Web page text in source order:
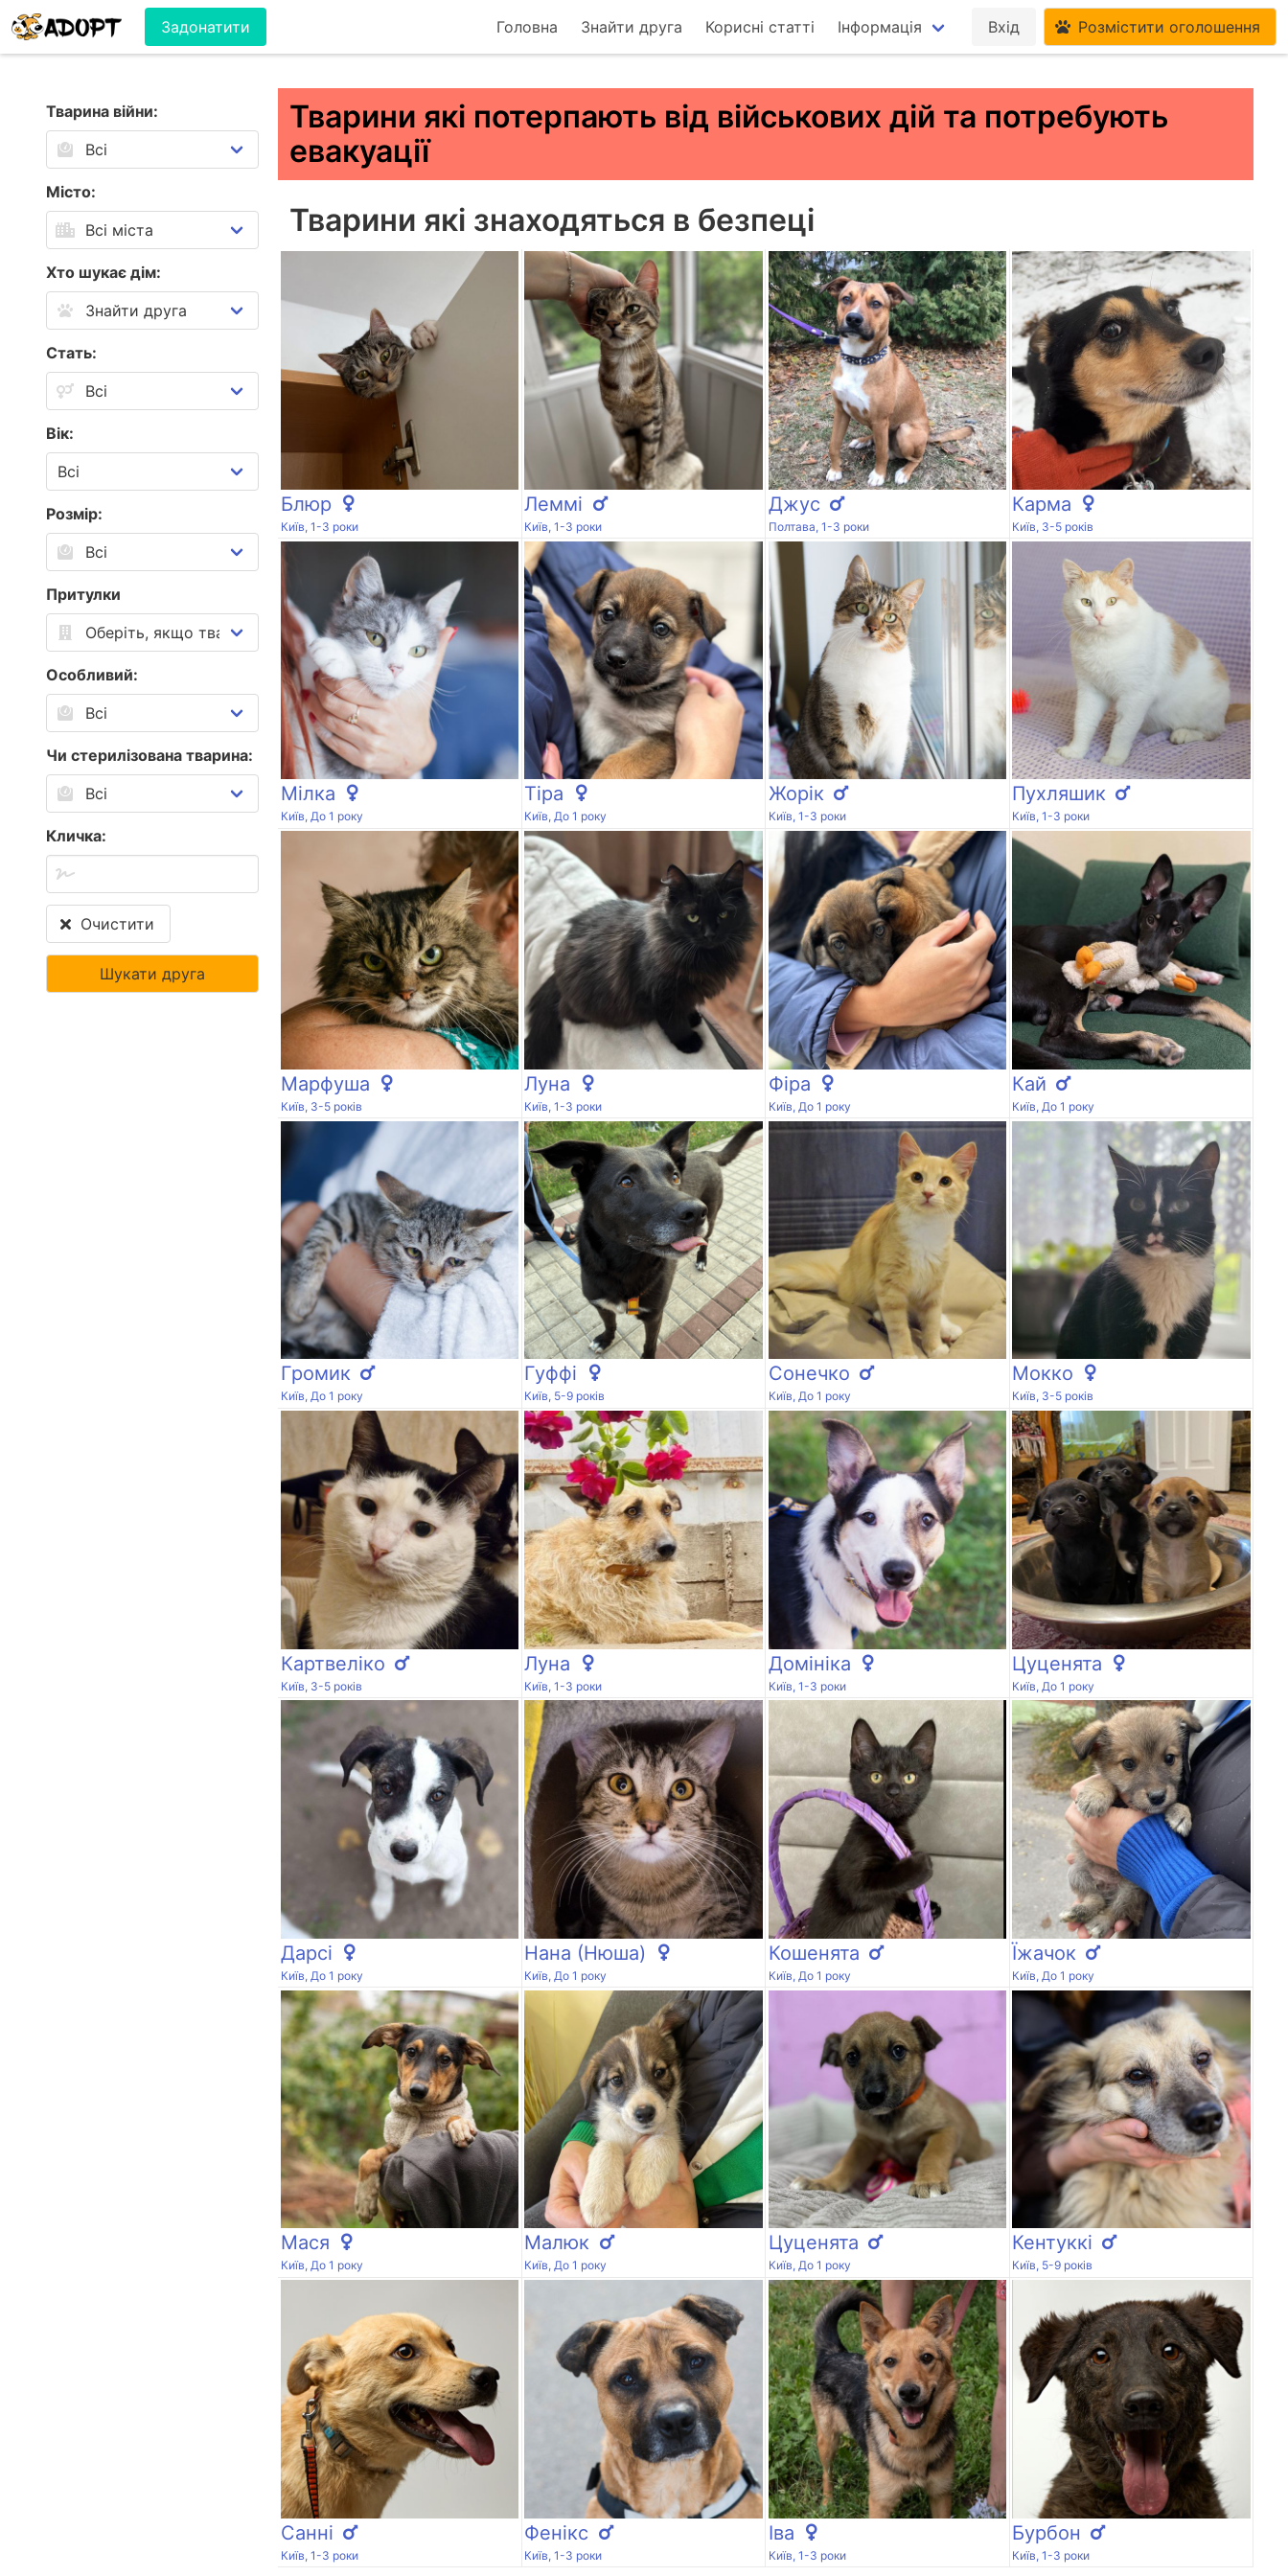
Задонатити Головна Знайти друга Корисні статті Інформація Вхід Розмістити оголошення
Тварина війни:
Місто:
Хто шукає дім:
Стать:
Вік:
Розмір:
Притулки
Особливий:
Чи стерилізована тварина:
Кличка:
Очистити
Тварини які потерпають від військових дій та потребують
евакуації
Тварини які знаходяться в безпеці
Блюр
Київ, 1-3 роки
Леммі
Київ, 1-3 роки
Джус
Полтава, 1-3 роки
Карма
Київ, 3-5 років
Мілка
Київ, До 1 року
Тіра
Київ, До 1 року
Жорік
Київ, 1-3 роки
Пухляшик
Київ, 1-3 роки
Марфуша
Київ, 3-5 років
Луна
Київ, 1-3 роки
Фіра
Київ, До 1 року
Кай
Київ, До 1 року
Громик
Київ, До 1 року
Гуффі
Київ, 5-9 років
Сонечко
Київ, До 1 року
Мокко
Київ, 3-5 років
Картвеліко
Київ, 3-5 років
Луна
Київ, 1-3 роки
Домініка
Київ, 1-3 роки
Цуценята
Київ, До 1 року
Дарсі
Київ, До 1 року
Нана (Нюша)
Київ, До 1 року
Кошенята
Київ, До 1 року
Їжачок
Київ, До 1 року
Мася
Київ, До 1 року
Малюк
Київ, До 1 року
Цуценята
Київ, До 1 року
Кентуккі
Київ, 5-9 років
Санні
Київ, 1-3 роки
Фенікс
Київ, 1-3 роки
Іва
Київ, 1-3 роки
Бурбон
Київ, 1-3 роки